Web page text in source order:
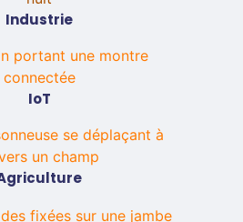
Industrie
IoT